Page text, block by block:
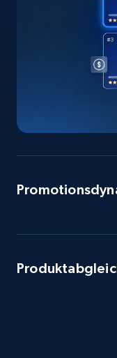
URL, Product id,
Seller reviews,
Seller reviews,